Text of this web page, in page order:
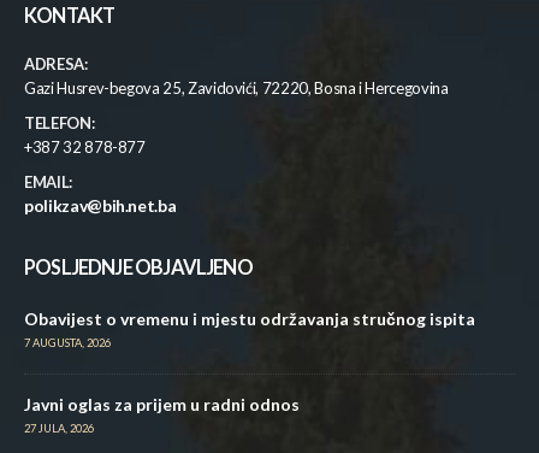
KONTAKT
ADRESA:
Gazi Husrev-begova 25, Zavidovići, 72220, Bosna i Hercegovina
TELEFON:
+387 32 878-877
EMAIL:
polikzav@bih.net.ba
POSLJEDNJE OBJAVLJENO
Obavijest o vremenu i mjestu održavanja stručnog ispita
7 AUGUSTA, 2026
Javni oglas za prijem u radni odnos
27 JULA, 2026